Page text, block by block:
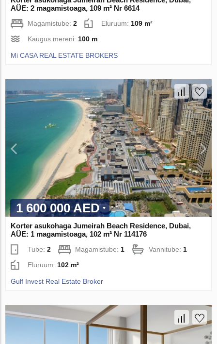
AÜE: 2 magamistoaga, 109 m² Nr 6614
Magamistube:2 Eluruum: 109 m²
Kaugus mereni: 100 m
Mi CASA REAL ESTATE BROKERS
1 600 000 AED
Korter asukohaga Jumeirah Beach Residence, Dubai,
AÜE: 1 magamistoaga, 102 m² Nr 114176
Tube:2 Magamistube:1 Vannitube:1
Eluruum:102 m²
Gulf Invest Real Estate Broker